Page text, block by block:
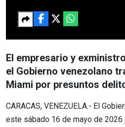
El empresario y
el Gobierno venezolano
Miami por presuntos
CARACAS, VENEZUELA.- El
este sábado 16 de mayo de 2026